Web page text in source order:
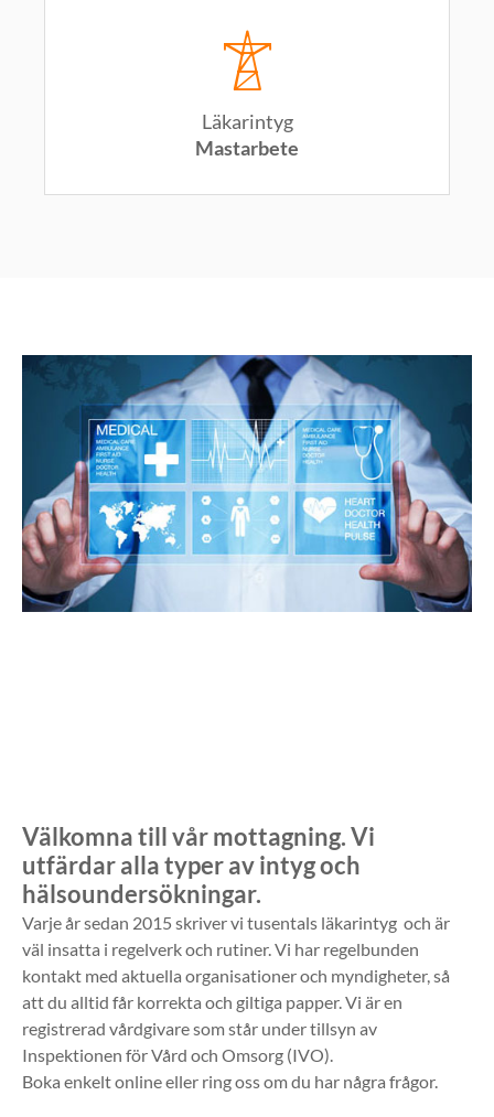
Läkarintyg
Mastarbete
Välkomna till vår mottagning. Vi
utfärdar alla typer av intyg och
hälsoundersökningar.
Varje år sedan 2015 skriver vi tusentals läkarintyg och är
väl insatta i regelverk och rutiner. Vi har regelbunden
kontakt med aktuella organisationer och myndigheter, så
att du alltid får korrekta och giltiga papper. Vi är en
registrerad vårdgivare som står under tillsyn av
Inspektionen för Vård och Omsorg (IVO).
Boka enkelt online eller ring oss om du har några frågor.